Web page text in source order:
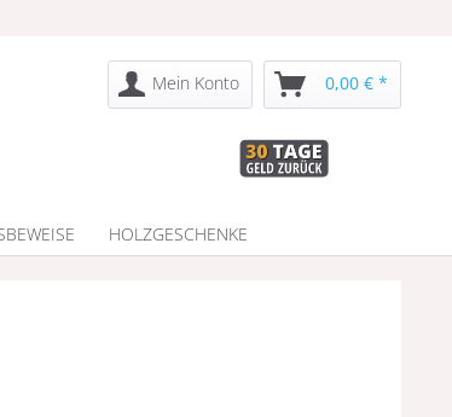
Mein Konto 0,00 € *
HOLZGESCHENKE